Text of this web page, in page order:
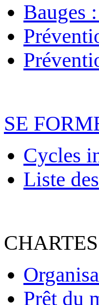
Bauges
SE
Cycles
Liste
Prêt du